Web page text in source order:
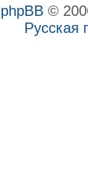
phpBB ©
Русская